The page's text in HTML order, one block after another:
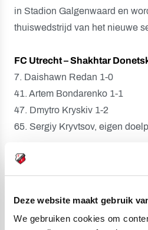
Deze website maakt gebruik
We gebruiken cookies om
in Stadion Galgenwaard en
thuiswedstrijd van het nieuwe
FC Utrecht – Shakhtar
7. Daishawn Redan 1-0
41. Artem Bondarenko 1-1
47. Dmytro Kryskiv 1-2
65. Sergiy Kryvtsov, eigen
Scheidsrechter: